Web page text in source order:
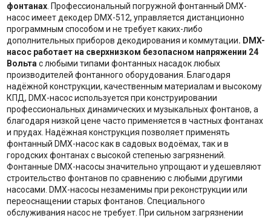
фонтанах. Профессиональный погружной фонтанный DMX-
насос имеет декодер DMX-512, управляется дистанционно
программным способом и не требует каких-либо
дополнительных приборов декодирования и коммутации. DMX-
насос работает на сверхнизком безопасном напряжении 24
Вольта с любыми типами фонтанных насадок любых
производителей фонтанного оборудования. Благодаря
надёжной конструкции, качественным материалам и высокому
КПД, DMX-насос используется при конструировании
профессиональных динамических и музыкальных фонтанов, а
благодаря низкой цене часто применяется в частных фонтанах
и прудах. Надёжная конструкция позволяет применять
фонтанный DMX-насос как в садовых водоёмах, так и в
городских фонтанах с высокой степенью загрязнений.
Фонтанные DMX-насосы значительно упрощают и удешевляют
строительство фонтанов по сравнению с любыми другими
насосами. DMX-насосы незаменимы при реконструкции или
переоснащении старых фонтанов. Специального
обслуживания насос не требует. При сильном загрязнении